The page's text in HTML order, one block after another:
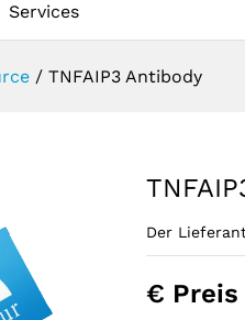
Services
/ TNFAIP3 Antibody
Der
€ Preis